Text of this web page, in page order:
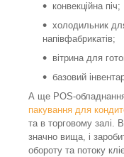
конвекційна піч;
холодильник
напівфабрикатів;
вітрина для
базовий
А ще POS-
пакування для
та в торговому залі.
значно вища, і
обороту та потоку